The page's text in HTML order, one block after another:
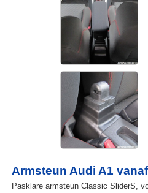
Armsteun Audi A1
Pasklare armsteun Classic SliderS,